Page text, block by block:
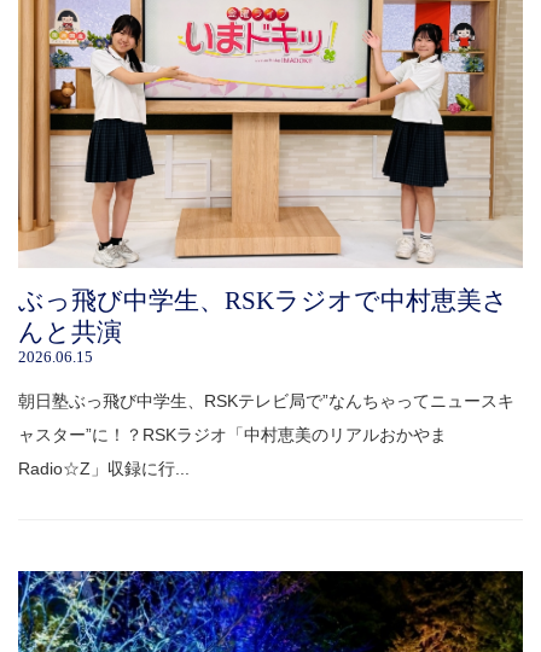
ぶっ飛び中学生、RSKラジオで中村恵美さ
んと共演
2026.06.15
朝日塾ぶっ飛び中学生、RSKテレビ局で”なんちゃってニュースキ
ャスター”に！？RSKラジオ「中村恵美のリアルおかやま
Radio☆Z」収録に行...